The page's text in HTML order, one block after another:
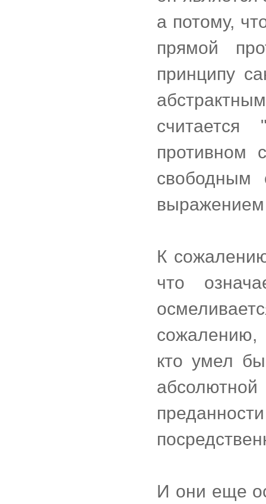
а потому,
прямой
принципу
считается
противном
свободным
выражением
К
что
сожалению,
кто умел
И они еще